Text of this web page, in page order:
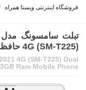
فروشگاه اینترنتی ویستا همراه /
4G (SM-T225) حافظه 32 گیگابایت و رم 3 گیگابایت
4G (SM-T225) Dual
Ram Mobile Phone